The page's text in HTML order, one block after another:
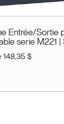
Entrée/Sortie
serie M221
148,35 $